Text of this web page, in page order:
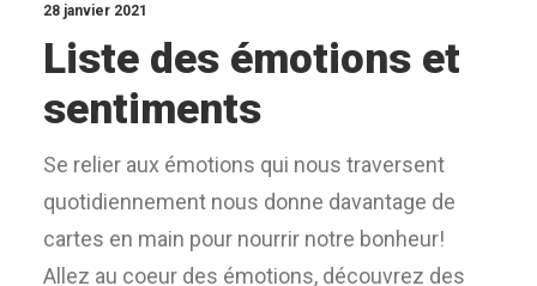
28 janvier 2021
Liste des émotions et
sentiments
Se relier aux émotions qui nous traversent
quotidiennement nous donne davantage de
cartes en main pour nourrir notre bonheur!
Allez au coeur des émotions, découvrez des